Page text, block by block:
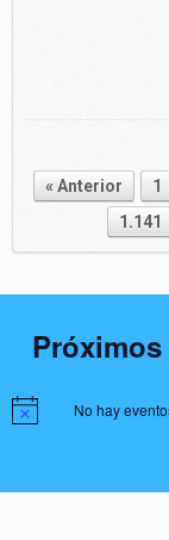
« Anterior 1
1.141
No hay